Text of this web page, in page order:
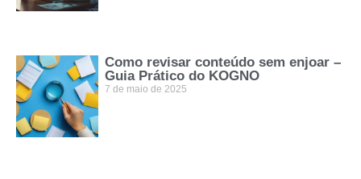
Como revisar conteúdo sem enjoar –
Guia Prático do KOGNO
7 de maio de 2025